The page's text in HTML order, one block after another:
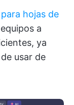
hojas de
a
ya
usar de